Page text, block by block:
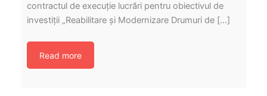
contractul de execuție lucrări pentru obiectivul de
investiții „Reabilitare și Modernizare Drumuri de […]
Read more